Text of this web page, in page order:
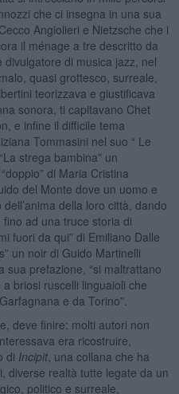
che ci insegna in una sua
Angiolieri e Nietzsche che i
il ménage a tre descritto da
di musica jazz, nel
quasi grottesco, surreale,
teorizzava e giustificava
sonora, ti capitavano Chet
e infine il difficile tema
Tommasini nel suo “ Le
strega bambina” un
di Maria Cristina
del Monte dove un uomo e
della loro città, dando
ad una truce storia di
fuori da qui” di Emiliano Dalle
un noir di Guido Martinelli
sua prefazione, “si maltrattano
briosi ruscelli linguaioli che
e da Torino”.
deve finire: molti autori non
era ricostruire,
di Incipit, una collana che ha
diverse realtà tutte legate da un
politico e surreale,